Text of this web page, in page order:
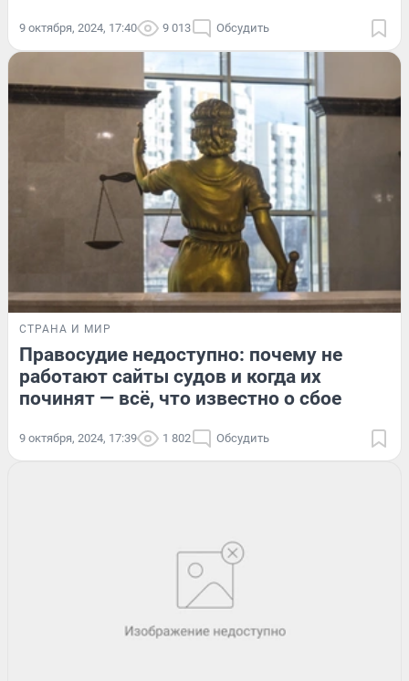
9 октября, 2024, 17:40 9 013 Обсудить
СТРАНА И МИР
Правосудие недоступно: почему не
работают сайты судов и когда их
починят — всё, что известно о сбое
9 октября, 2024, 17:39 1 802 Обсудить